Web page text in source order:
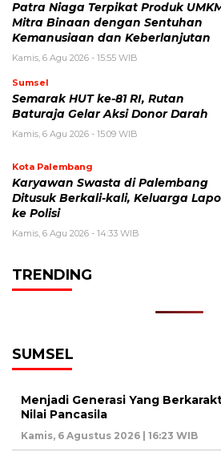
Patra Niaga Terpikat Produk
Mitra Binaan dengan Sentuhan
Kemanusiaan dan Keberlanjutan
Kamis, 6 Agu 2026 - 15:55 WIB
Sumsel
Semarak HUT ke-81 RI, Rutan
Baturaja Gelar Aksi Donor Darah
Kamis, 6 Agu 2026 - 15:09 WIB
Kota Palembang
Karyawan Swasta di Palembang
Ditusuk Berkali-kali, Keluarga
ke Polisi
Kamis, 6 Agu 2026 - 14:33 WIB
TRENDING
SUMSEL
Menjadi Generasi Yang
Nilai Pancasila
Kamis, 6 Agustus 2026 | 16:23 WIB